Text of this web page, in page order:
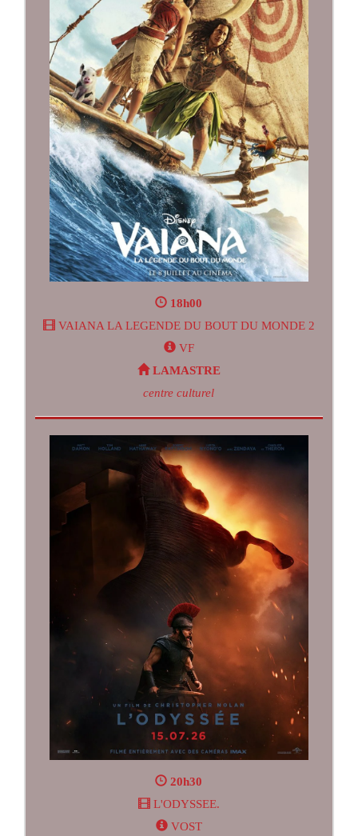
18h00
VAIANA LA LEGENDE DU BOUT DU MONDE 2
VF
LAMASTRE
centre culturel
20h30
L'ODYSSEE.
VOST